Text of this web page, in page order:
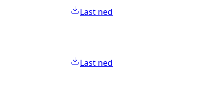
Last ned
Last ned